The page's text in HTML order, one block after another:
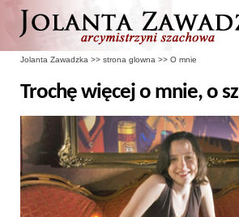
Jolanta Zawadzka >> strona glowna >> O mnie
Trochę więcej o mnie, o